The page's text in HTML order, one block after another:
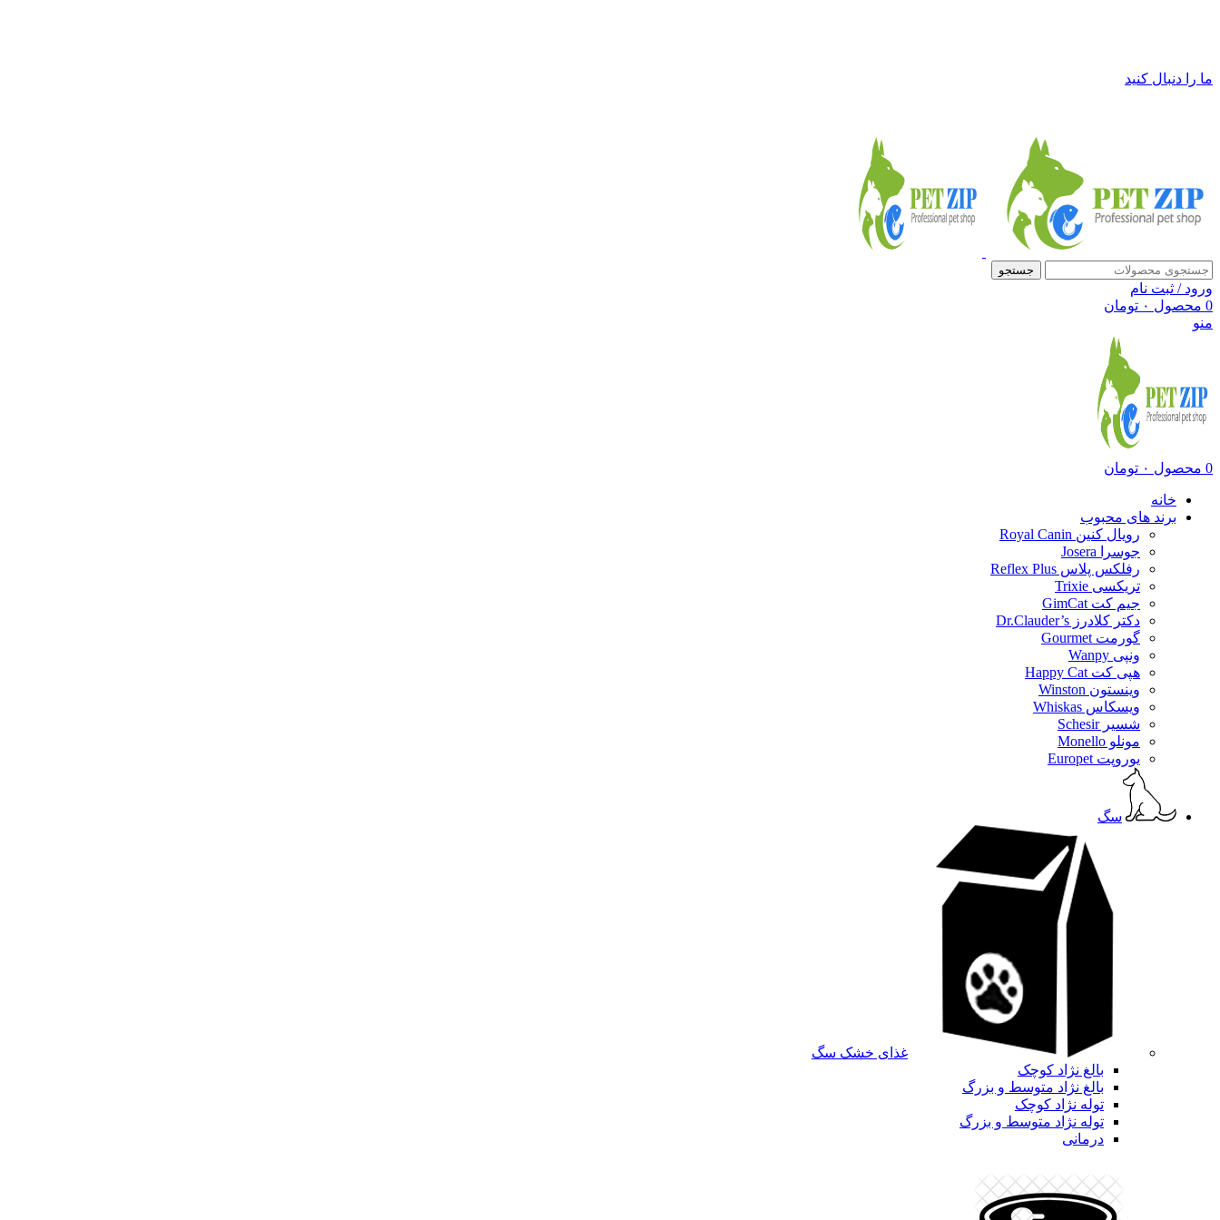
ما را دنبال کنید
جستجو
ورود / ثبت نام
0 محصول ۰ تومان
منو
0 محصول ۰ تومان
خانه
برند های محبوب
رویال کنین Royal Canin
جوسرا Josera
رفلکس پلاس Reflex Plus
تریکسی Trixie
جیم کت GimCat
دکتر کلادرز Dr.Clauder’s
گورمت Gourmet
ونپی Wanpy
هپی کت Happy Cat
وینستون Winston
ویسکاس Whiskas
شسیر Schesir
مونلو Monello
یوروپت Europet
سگ
غذای خشک سگ
بالغ نژاد کوچک
بالغ نژاد متوسط و بزرگ
توله نژاد کوچک
توله نژاد متوسط و بزرگ
درمانی